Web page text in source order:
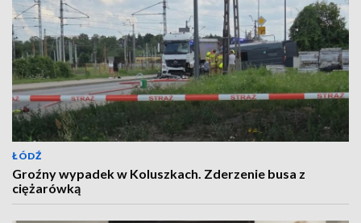
ŁÓDŹ
Groźny wypadek w Koluszkach. Zderzenie busa z
ciężarówką